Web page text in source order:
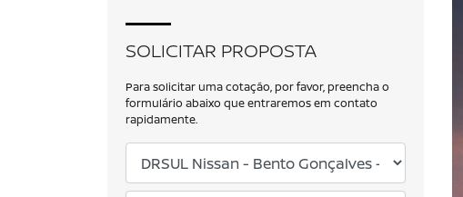
SOLICITAR PROPOSTA
Para solicitar uma cotação, por favor, preencha o
formulário abaixo que entraremos em contato
rapidamente.